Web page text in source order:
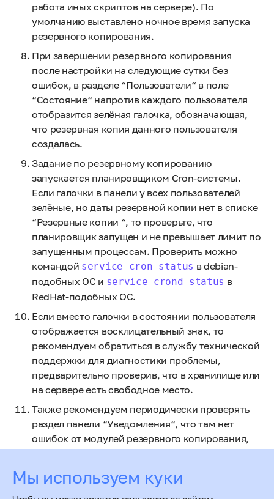
работа иных скриптов на сервере). По
умолчанию выставлено ночное время запуска
резервного копирования.
При завершении резервного копирования
после настройки на следующие сутки без
ошибок, в разделе “Пользователи“ в поле
“Состояние“ напротив каждого пользователя
отобразится зелёная галочка, обозначающая,
что резервная копия данного пользователя
создалась.
Задание по резервному копированию
запускается планировщиком Cron-системы.
Если галочки в панели у всех пользователей
зелёные, но даты резервной копии нет в списке
“Резервные копии “, то проверьте, что
планировщик запущен и не превышает лимит по
запущенным процессам. Проверить можно
командой service cron status в debian-
подобных ОС и service crond status в
RedHat-подобных ОС.
Если вместо галочки в состоянии пользователя
отображается восклицательный знак, то
рекомендуем обратиться в службу технической
поддержки для диагностики проблемы,
предварительно проверив, что в хранилище или
на сервере есть свободное место.
Также рекомендуем периодически проверять
раздел панели “Уведомления“, что там нет
ошибок от модулей резервного копирования,
Мы используем куки